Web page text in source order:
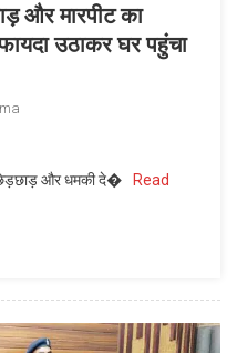
और मारपीट का
उठाकर घर पहुंचा
छेड़छाड़ और धमकी दे�
Read